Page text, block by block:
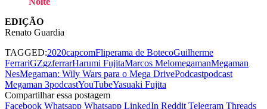
EDIÇÃO
Renato Guardia
TAGGED:2020capcomFliperama de BotecoGuilherme
FerrariGZgzferrarHarumi FujitaMarcos MelomegamanMegaman
NesMegaman: Wily Wars para o Mega DrivePodcastpodcast
Megaman 3podcastYouTubeYasuaki Fujita
Compartilhar essa postagem
Facebook Whatsapp Whatsapp LinkedIn Reddit Telegram Threads